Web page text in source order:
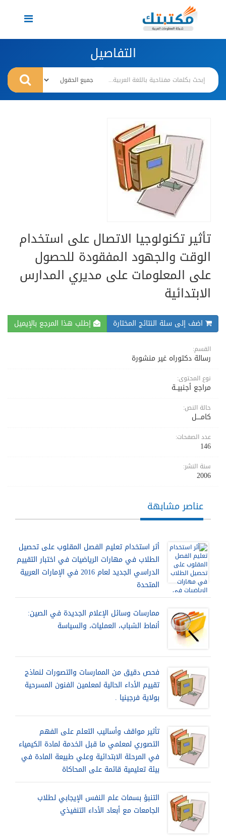
Toggle
navigation
التفاصيل
تأثير تكنولوجيا الاتصال على استخدام
الوقت والجهود المفقودة للحصول
على المعلومات على مديري المدارس
الابتدائية
اضف إلى سلة النتائج المختارة إطلب هذا المرجع بالإيميل
القسم:
رسالة دكتوراه غير منشورة
نوع المحتوى:
مراجع أجنبيــة
حالة النص:
كامــــل
عدد الصفحات:
146
سنة النشر:
2006
عناصر مشابهة
أثر استخدام تعليم الفصل المقلوب على تحصيل
الطلاب في مهارات الرياضيات في اختبار التقييم
الدراسي الجديد لعام 2016 في الإمارات العربية
المتحدة
ممارسات وسائل الإعلام الجديدة في الصين:
أنماط الشباب، العمليات، والسياسة
فحص دقيق من الممارسات والتصورات لنماذج
تقييم الأداء الحالية لمعلمين الفنون المسرحية
بولاية فرجينيا .
تأثير مواقف وأساليب التعلم على الفهم
التصوري لمعلمي ما قبل الخدمة لمادة الكيمياء
في المرحلة الابتدائية وعلي طبيعة المادة في
بيئة تعليمية قائمة على المحاكاة
التنبؤ بسمات علم النفس الإيجابي لطلاب
الجامعات مع أبعاد الأداء التنفيذي